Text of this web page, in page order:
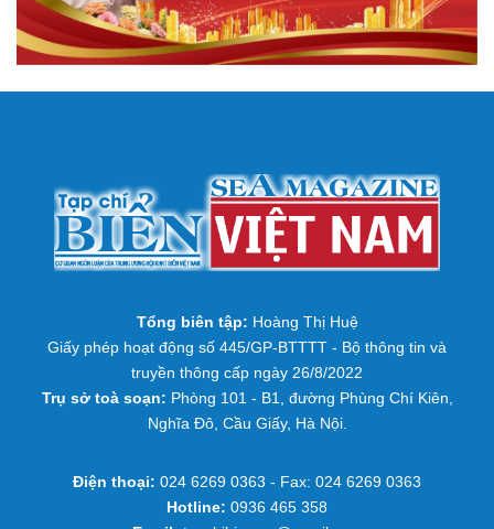
Tổng biên tập: Hoàng Thị Huệ
Giấy phép hoạt động số 445/GP-BTTTT - Bộ thông tin và
truyền thông cấp ngày 26/8/2022
Trụ sở toà soạn: Phòng 101 - B1, đường Phùng Chí Kiên,
Nghĩa Đô, Cầu Giấy, Hà Nội.
Điện thoại: 024 6269 0363 - Fax: 024 6269 0363
Hotline: 0936 465 358